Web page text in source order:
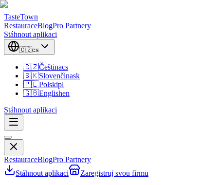
TasteTown
RestauraceBlogPro Partnery
Stáhnout aplikaci
🇨🇿cs
🇨🇿Češtinacs
🇸🇰Slovenčinask
🇵🇱Polskipl
🇬🇧Englishen
Stáhnout aplikaci
RestauraceBlogPro Partnery
Stáhnout aplikaci
Zaregistruj svou firmu